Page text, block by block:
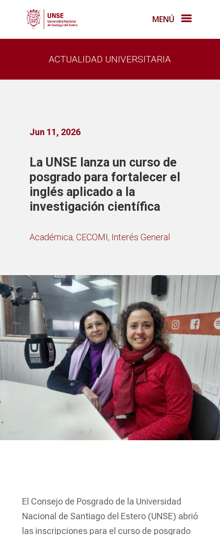
MENÚ
ACTUALIDAD UNIVERSITARIA
Jun 11, 2026
La UNSE lanza un curso de
posgrado para fortalecer el
inglés aplicado a la
investigación científica
Académica, CECOMI, Interés General
El Consejo de Posgrado de la Universidad
Nacional de Santiago del Estero (UNSE) abrió
las inscripciones para el curso de posgrado